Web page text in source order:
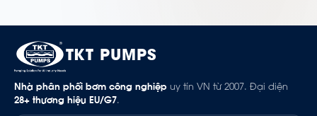
TKT PUMPS
Nhà phân phối bơm công nghiệp uy tín VN từ 2007. Đại diện
28+ thương hiệu EU/G7.